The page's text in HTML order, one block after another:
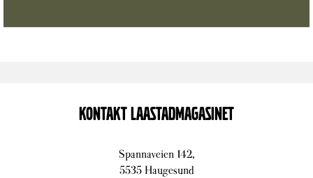
KONTAKT LAASTADMAGASINET
Spannaveien 142,
5535 Haugesund